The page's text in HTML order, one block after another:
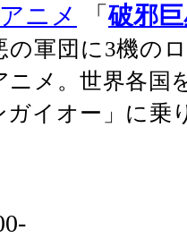
アニメ 「破邪
の軍団に3機の
ニメ。世界各国
イオー」に乗